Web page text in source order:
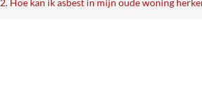
2. Hoe kan ik asbest in mijn oude woning